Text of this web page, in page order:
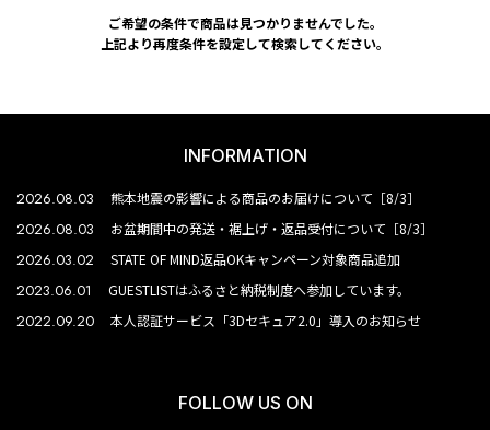
ご希望の条件で商品は見つかりませんでした。
上記より再度条件を設定して検索してください。
INFORMATION
2026.08.03 熊本地震の影響による商品のお届けについて［8/3］
2026.08.03 お盆期間中の発送・裾上げ・返品受付について［8/3］
2026.03.02 STATE OF MIND返品OKキャンペーン対象商品追加
2023.06.01 GUESTLISTはふるさと納税制度へ参加しています。
2022.09.20 本人認証サービス「3Dセキュア2.0」導入のお知らせ
FOLLOW US ON